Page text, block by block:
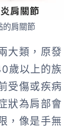
肩關節
大類，原發
歲以上的族
受傷或疾病
狀為肩部會
，像是手無